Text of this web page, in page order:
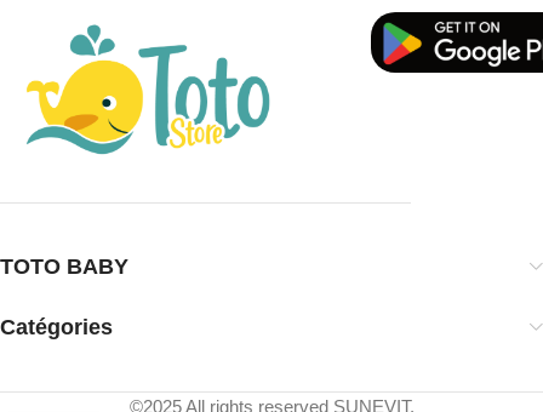
TOTO BABY
Catégories
©2025 All rights reserved SUNEVIT.